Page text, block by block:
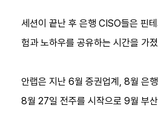
세션이 끝난 후 은행 CISO들은 핀
험과 노하우를 공유하는 시간을 가
안랩은 지난 6월 증권업계, 8월 은
8월 27일 전주를 시작으로 9월 부